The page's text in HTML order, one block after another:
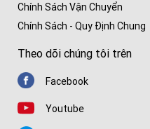
Chính Sách Vận Chuyển
Chính Sách - Quy Định Chung
Theo dõi chúng tôi trên
Facebook
Youtube